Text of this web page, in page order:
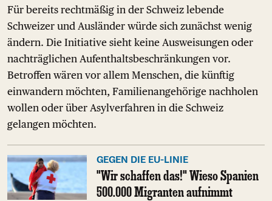
Für bereits rechtmäßig in der Schweiz lebende
Schweizer und Ausländer würde sich zunächst wenig
ändern. Die Initiative sieht keine Ausweisungen oder
nachträglichen Aufenthaltsbeschränkungen vor.
Betroffen wären vor allem Menschen, die künftig
einwandern möchten, Familienangehörige nachholen
wollen oder über Asylverfahren in die Schweiz
gelangen möchten.
GEGEN DIE EU-LINIE
"Wir schaffen das!" Wieso Spanien
500.000 Migranten aufnimmt